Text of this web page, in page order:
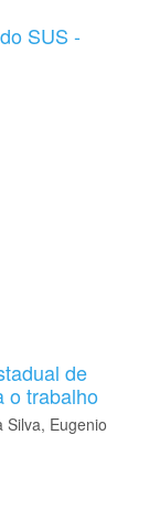
SUS -
de
o trabalho
Silva, Eugenio